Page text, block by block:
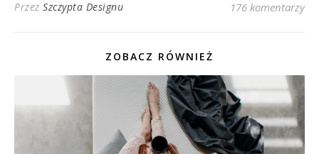
Przez Szczypta Designu 176 komentarzy
ZOBACZ RÓWNIEŻ